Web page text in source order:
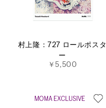
村上隆：727 ロールポスタ
ー
￥5,500